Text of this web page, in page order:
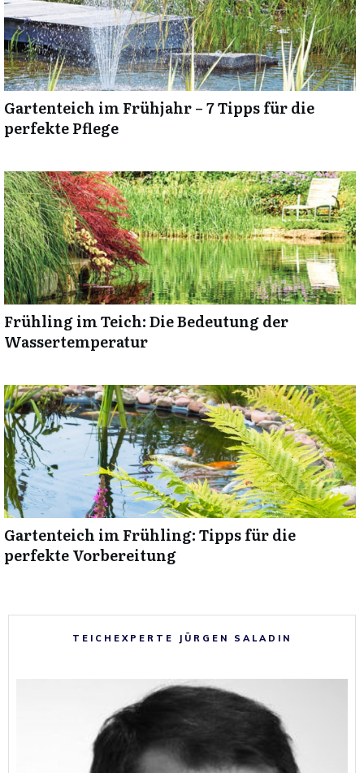
Gartenteich im Frühjahr – 7 Tipps für die
perfekte Pflege
Frühling im Teich: Die Bedeutung der
Wassertemperatur
Gartenteich im Frühling: Tipps für die
perfekte Vorbereitung
TEICHEXPERTE JÜRGEN SALADIN